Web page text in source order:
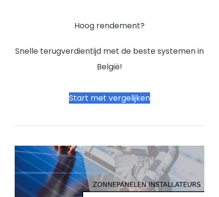
Hoog rendement?
Snelle terugverdientijd met de beste systemen in
België!
Start met vergelijken